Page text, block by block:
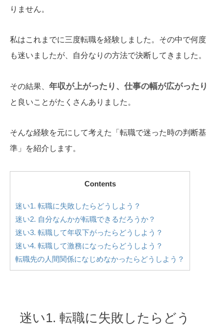
りません。
私はこれまでに三度転職を経験しました。その中で何度
も迷いましたが、自分なりの方法で決断してきました。
その結果、 年収が上がったり、仕事の幅が広がったり
と良いことがたくさんありました。
そんな経験を元にして考えた「転職で迷った時の判断基
準」を紹介します。
Contents
迷い1. 転職に失敗したらどうしよう？
迷い2. 自分なんかが転職できるだろうか？
迷い3. 転職して年収下がったらどうしよう？
迷い4. 転職して激務になったらどうしよう？
転職先の人間関係になじめなかったらどうしよう？
迷い1. 転職に失敗したらどう